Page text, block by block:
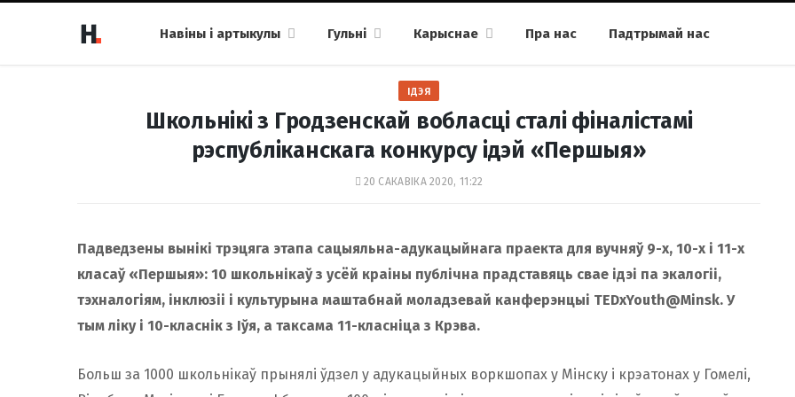
Навіны і артыкулы Гульні Карыснае Пра нас Падтрымай нас
ІДЭЯ
Школьнікі з Гродзенскай вобласці сталі фіналістамі
рэспубліканскага конкурсу ідэй «Першыя»
20 САКАВІКА 2020, 11:22
Падведзены вынікі трэцяга этапа сацыяльна-адукацыйнага праекта для вучняў 9-х, 10-х і 11-х
класаў «Першыя»: 10 школьнікаў з усёй краіны публічна прадставяць свае ідэі па экалогіі,
тэхналогіям, інклюзіі і культурына маштабнай моладзевай канферэнцыі TEDxYouth@Minsk. У
тым ліку і 10-класнік з Іўя, а таксама 11-класніца з Крэва.
Больш за 1000 школьнікаў прынялі ўдзел у адукацыйных воркшопах у Мінску і крэатонах у Гомелі,